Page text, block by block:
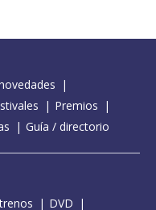
Premios
Guía / directorio
DVD